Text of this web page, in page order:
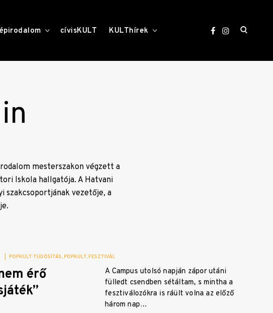
toggle
childcívisKULT KULThírek
open
mesterszakon végzett a
Iskola hallgatója. A Hatvani
szakcsoportjának vezetője, a
POPKULT TUDÓSÍTÁS POPKULT FESZTIVÁL
érő
A Campus utolsó napján zápor utáni
fülledt csendben sétáltam, s mintha a
fesztiválozókra is ráült volna az előző
három nap…